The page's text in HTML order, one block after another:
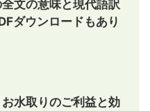
文の意味と現代語訳
ダウンロードもあり
お水取りのご利益と効